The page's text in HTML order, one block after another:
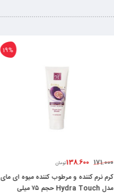
19%
171.000
138.600تومان
کرم نرم کننده و مرطوب کننده میوه ای مای
مدل Hydra Touch حجم ۷۵ میلی